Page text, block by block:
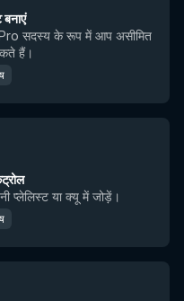
बनाएं
Pro सदस्य के रूप में आप असीमित
हैं।
प्लेलिस्ट या क्यू में जोड़ें।